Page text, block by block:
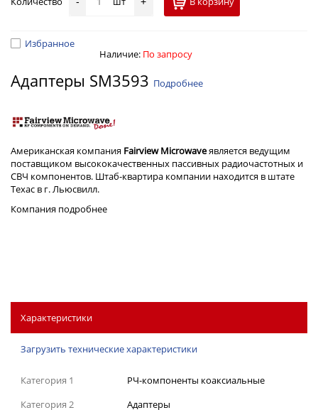
Избранное
Наличие: По запросу
Адаптеры SM3593 Подробнее
Американская компания Fairview Microwaveявляется ведущим
поставщиком высококачественных пассивных радиочастотных и
СВЧ компонентов. Штаб-квартира компании находится в штате
Техас в г. Льюсвилл.
Компания подробнее
Характеристики
Загрузить технические характеристики
Категория 1
РЧ-компоненты коаксиальные
Категория 2
Адаптеры